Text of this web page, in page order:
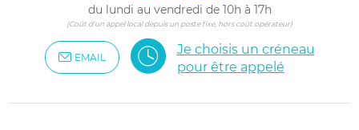
du lundi au vendredi de 10h à 17h
(Coût d'un appel local depuis un poste fixe, hors coût opérateur)
EMAIL
Je choisis un créneau
pour être appelé